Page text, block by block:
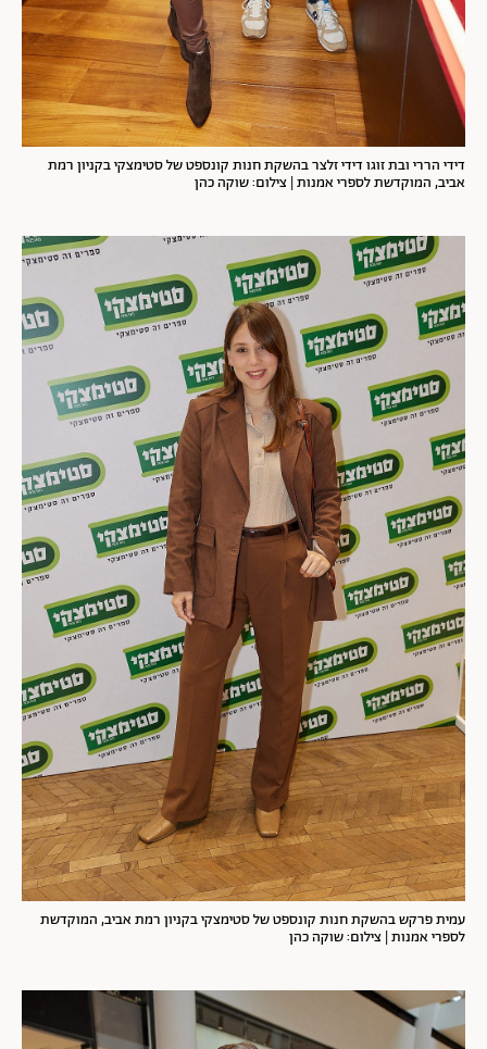
דידי הררי ובת זוגו דידי זלצר בהשקת חנות קונספט של סטימצקי בקניון רמת
אביב, המוקדשת לספרי אמנות | צילום: שוקה כהן
עמית פרקש בהשקת חנות קונספט של סטימצקי בקניון רמת אביב, המוקדשת
לספרי אמנות | צילום: שוקה כהן